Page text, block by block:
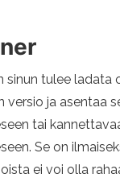
sinun tulee ladata
versio ja asentaa
tai
Se on
ei voi olla